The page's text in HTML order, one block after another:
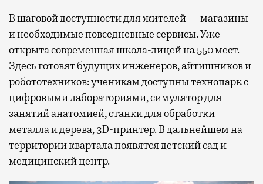
В шаговой доступности для жителей — магазины
и необходимые повседневные сервисы. Уже
открыта современная школа-лицей на 550 мест.
Здесь готовят будущих инженеров, айтишников и
робототехников: ученикам доступны технопарк с
цифровыми лабораториями, симулятор для
занятий анатомией, станки для обработки
металла и дерева, 3D-принтер. В дальнейшем на
территории квартала появятся детский сад и
медицинский центр.